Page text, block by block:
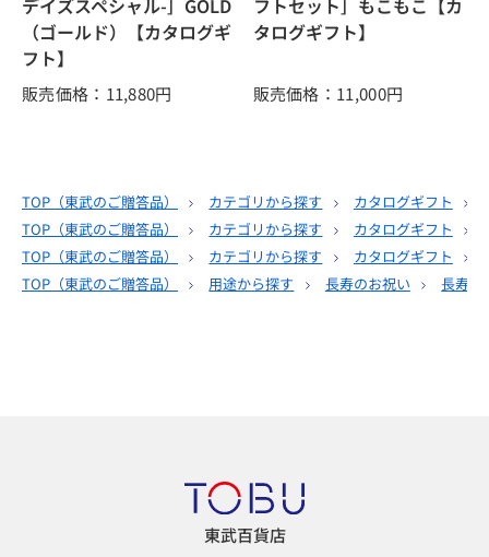
デイズスペシャル-］GOLD
（ゴールド）【カタログギ
フト】
販売価格：11,880円
フトセット］もこもこ【カ
タログギフト】
販売価格：11,000円
TOP（東武のご贈答品） カテゴリから探す カタログギフト
TOP（東武のご贈答品） カテゴリから探す カタログギフト
TOP（東武のご贈答品） カテゴリから探す カタログギフト
TOP（東武のご贈答品） 用途から探す 長寿のお祝い 長寿の
東武百貨店